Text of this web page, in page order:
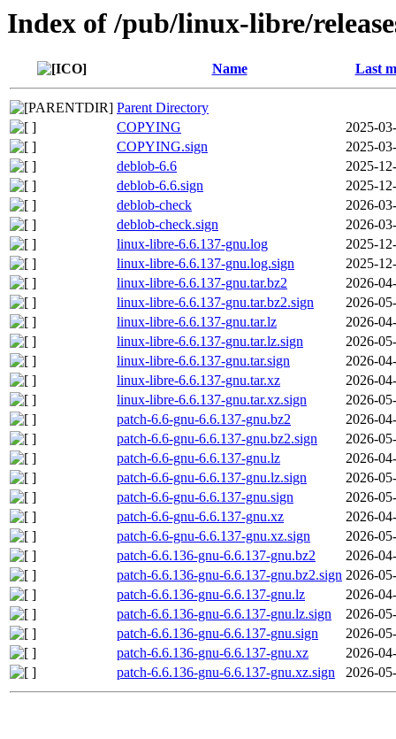
Index of /pub/linux-libre/
Name Last
Parent Directory
COPYING
2025-
COPYING.sign
2025-
deblob-6.6
2025-
deblob-6.6.sign
2025-
deblob-check
2026-
deblob-check.sign
2026-
linux-libre-6.6.137-gnu.log
2025-
linux-libre-6.6.137-gnu.log.sign
2025-
linux-libre-6.6.137-gnu.tar.bz2
2026-
linux-libre-6.6.137-gnu.tar.bz2.sign
2026-
linux-libre-6.6.137-gnu.tar.lz
2026-
linux-libre-6.6.137-gnu.tar.lz.sign
2026-
linux-libre-6.6.137-gnu.tar.sign
2026-
linux-libre-6.6.137-gnu.tar.xz
2026-
linux-libre-6.6.137-gnu.tar.xz.sign
2026-
patch-6.6-gnu-6.6.137-gnu.bz2
2026-
patch-6.6-gnu-6.6.137-gnu.bz2.sign
2026-
patch-6.6-gnu-6.6.137-gnu.lz
2026-
patch-6.6-gnu-6.6.137-gnu.lz.sign
2026-
patch-6.6-gnu-6.6.137-gnu.sign
2026-
patch-6.6-gnu-6.6.137-gnu.xz
2026-
patch-6.6-gnu-6.6.137-gnu.xz.sign
2026-
patch-6.6.136-gnu-6.6.137-gnu.bz2
2026-
patch-6.6.136-gnu-6.6.137-gnu.bz2.sign 2026-
patch-6.6.136-gnu-6.6.137-gnu.lz
2026-
patch-6.6.136-gnu-6.6.137-gnu.lz.sign
2026-
patch-6.6.136-gnu-6.6.137-gnu.sign
2026-
patch-6.6.136-gnu-6.6.137-gnu.xz
2026-
patch-6.6.136-gnu-6.6.137-gnu.xz.sign
2026-